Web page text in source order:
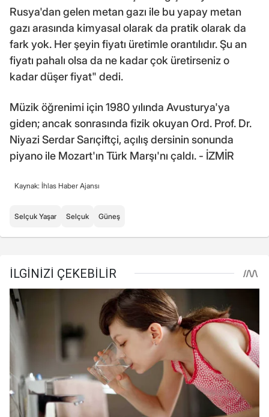
Rusya'dan gelen metan gazı ile bu yapay metan
gazı arasında kimyasal olarak da pratik olarak da
fark yok. Her şeyin fiyatı üretimle orantılıdır. Şu an
fiyatı pahalı olsa da ne kadar çok üretirseniz o
kadar düşer fiyat" dedi.
Müzik öğrenimi için 1980 yılında Avusturya'ya
giden; ancak sonrasında fizik okuyan Ord. Prof. Dr.
Niyazi Serdar Sarıçiftçi, açılış dersinin sonunda
piyano ile Mozart'ın Türk Marşı'nı çaldı. - İZMİR
Kaynak: İhlas Haber Ajansı
Selçuk Yaşar Selçuk Güneş